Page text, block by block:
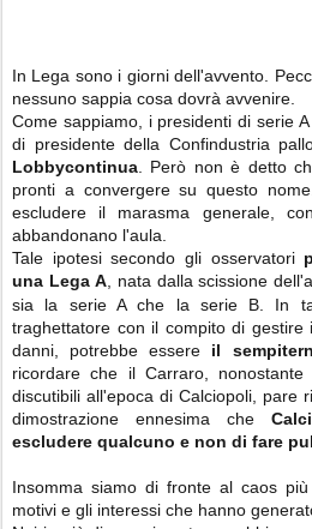
In Lega sono i giorni dell'avvento.
nessuno sappia cosa dovrà avvenire.
Come sappiamo, i presidenti di serie
di presidente della Confindustria
Lobbycontinua . Però non è detto
pronti a convergere su questo
escludere il marasma generale,
abbandonano l'aula.
Tale ipotesi secondo gli osservatori
una Lega A, nata dalla scissione
sia la serie A che la serie B. In
traghettatore con il compito di
danni, potrebbe essere il
ricordare che il Carraro, nonostante
discutibili all'epoca di Calciopoli, pare
dimostrazione ennesima che
escludere qualcuno e non di fare
Insomma siamo di fronte al caos
motivi e gli interessi che hanno